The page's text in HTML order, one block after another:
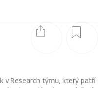
v Research týmu, který patří